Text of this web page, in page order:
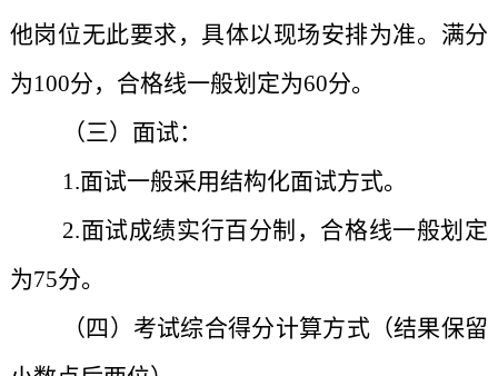
他岗位无此要求，具体以现场安排为准。满分
为100分，合格线一般划定为60分。
（三）面试：
1.面试一般采用结构化面试方式。
2.面试成绩实行百分制，合格线一般划定
为75分。
（四）考试综合得分计算方式（结果保留